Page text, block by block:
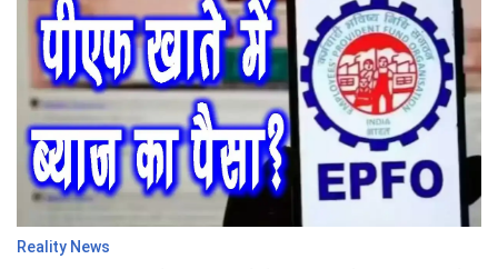
Reality News